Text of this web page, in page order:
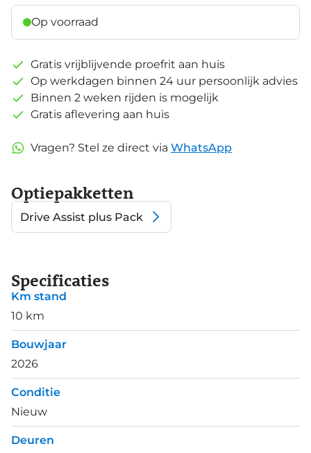
Op voorraad
Gratis vrijblijvende proefrit aan huis
Op werkdagen binnen 24 uur persoonlijk advies
Binnen 2 weken rijden is mogelijk
Gratis aflevering aan huis
Vragen? Stel ze direct via WhatsApp
Optiepakketten
Drive Assist plus Pack
Specificaties
Km stand
10 km
Bouwjaar
2026
Conditie
Nieuw
Deuren